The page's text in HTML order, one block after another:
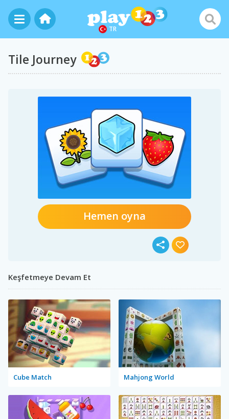
TR
Tile Journey
Hemen oyna
Keşfetmeye Devam Et
Cube Match Mahjong World